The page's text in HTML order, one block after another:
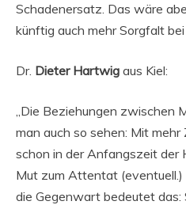
Schadenersatz. Das wäre
künftig auch mehr Sorgfalt
Dr. Dieter Hartwig aus Kiel:
„Die Beziehungen zwischen
man auch so sehen: Mit mehr
schon in der Anfangszeit
Mut zum Attentat
die Gegenwart bedeutet das: